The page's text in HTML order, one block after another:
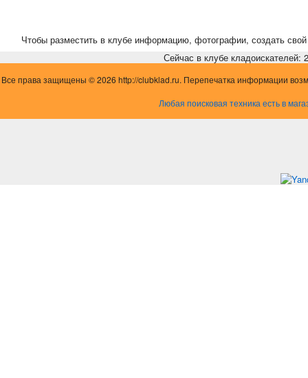
Чтобы разместить в клубе информацию, фотографии, создать свой
Сейчас в клубе кладоискателей:
Все права защищены © 2026 http://clubklad.ru. Перепечатка информации
Любая поисковая техника есть в